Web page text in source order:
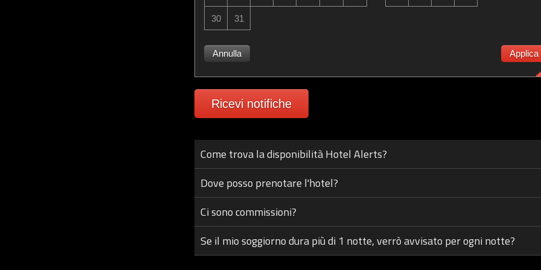
30 31
Annulla Applica
Ricevi notifiche
Come trova la disponibilità Hotel Alerts?
Dove posso prenotare l'hotel?
Ci sono commissioni?
Se il mio soggiorno dura più di 1 notte, verrò avvisato per ogni notte?